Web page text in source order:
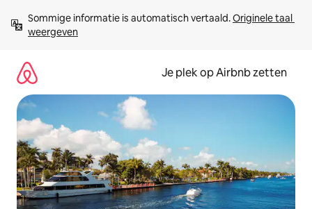
direct
naar
Sommige informatie is automatisch vertaald. Originele taal
weergeven
Je plek op Airbnb zetten